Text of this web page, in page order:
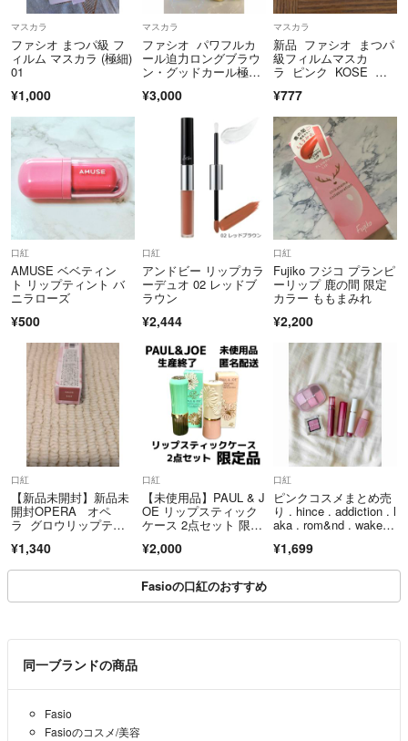
マスカラ
ファシオ まつパ級 フ
ィルム マスカラ (極細)
01
¥1,000
マスカラ
ファシオ パワフルカ
ール迫力ロングブラウ
ン・グッドカール極上
¥3,000
マスカラ
新品 ファシオ まつパ
級フィルムマスカ
ラ ピンク KOSE コ
¥777
口紅
AMUSE ベベティン
ト リップティント バ
ニラローズ
¥500
口紅
アンドビー リップカラ
ーデュオ 02 レッドブ
ラウン
¥2,444
口紅
Fujiko フジコ プランピ
ーリップ 鹿の間 限定
カラー ももまみれ
¥2,200
口紅
【新品未開封】新品未
開封OPERA オペ
ラ グロウリップティ
¥1,340
口紅
【未使用品】PAUL & J
OE リップスティック
ケース 2点セット 限定
¥2,000
口紅
ピンクコスメまとめ売
り . hince . addiction . l
aka . rom&nd . wakem
¥1,699
Fasioの口紅のおすすめ
同一ブランドの商品
Fasio
Fasioのコスメ/美容